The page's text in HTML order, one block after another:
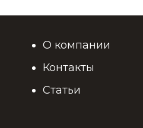
О компании
Контакты
Статьи